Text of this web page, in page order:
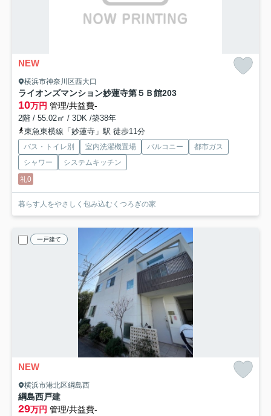
NEW
横浜市神奈川区西大口
ライオンズマンション妙蓮寺第５Ｂ館203
10万円 管理/共益費-
2階 / 55.02㎡ / 3DK /築38年
東急東横線「妙蓮寺」駅 徒歩11分
バス・トイレ別 室内洗濯機置場 バルコニー
都市ガス
シャワー
システムキッチン
礼0
暮らす人をやさしく包み込むくつろぎの家
一戸建て
NEW
横浜市港北区綱島西
綱島西戸建
29万円 管理/共益費-